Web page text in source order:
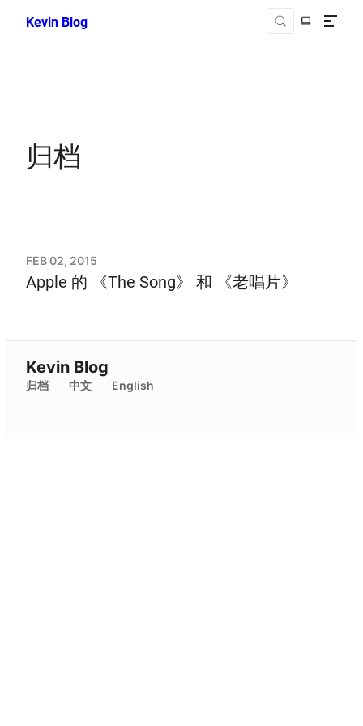
Kevin Blog
归档
FEB 02, 2015
Apple 的 《The Song》 和 《老唱片》
Kevin Blog
归档 中文 English